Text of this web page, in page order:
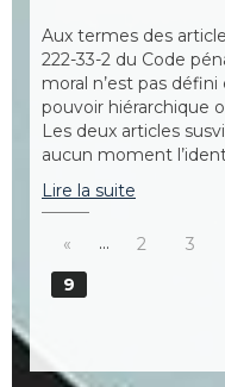
Aux termes des
222-33-2 du Code
moral n’est pas défini
pouvoir hiérarchique
Les deux articles
aucun moment
Lire la suite
« … 2 3
9